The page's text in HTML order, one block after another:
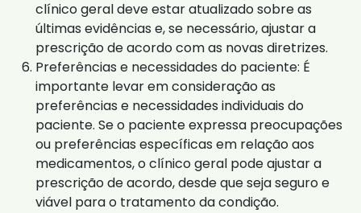
clínico geral deve estar atualizado sobre as
últimas evidências e, se necessário, ajustar a
prescrição de acordo com as novas diretrizes.
Preferências e necessidades do paciente: É
importante levar em consideração as
preferências e necessidades individuais do
paciente. Se o paciente expressa preocupações
ou preferências específicas em relação aos
medicamentos, o clínico geral pode ajustar a
prescrição de acordo, desde que seja seguro e
viável para o tratamento da condição.